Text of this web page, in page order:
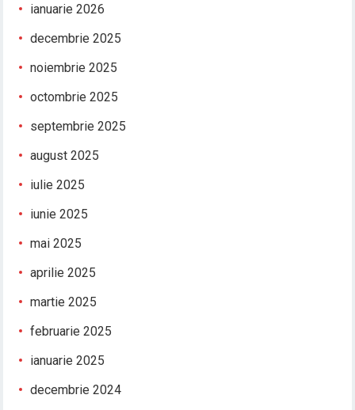
ianuarie 2026
decembrie 2025
noiembrie 2025
octombrie 2025
septembrie 2025
august 2025
iulie 2025
iunie 2025
mai 2025
aprilie 2025
martie 2025
februarie 2025
ianuarie 2025
decembrie 2024